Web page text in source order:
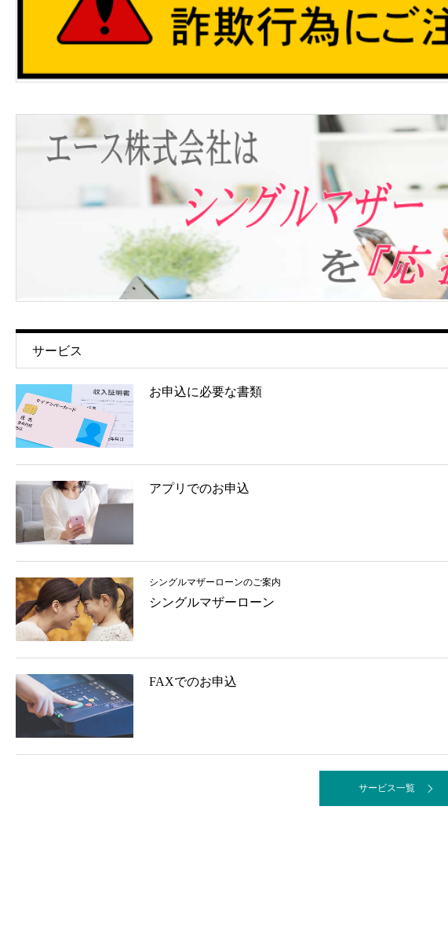
サービス
お申込に必要な書類
アプリでのお申込
シングルマザーローンのご案内
シングルマザーローン
FAXでのお申込
サービス一覧